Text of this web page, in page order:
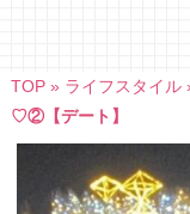
TOP» ライフスタイル
♡②【デート】